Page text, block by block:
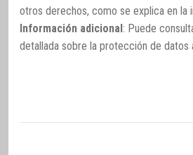
otros derechos, como se explica en la
Información adicional: Puede
detallada sobre la protección de datos